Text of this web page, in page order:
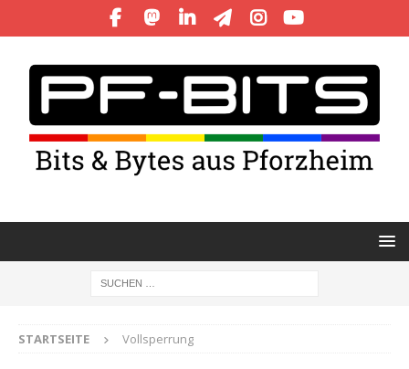
STARTSEITE Vollsperrung